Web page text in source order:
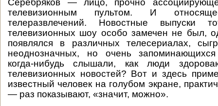
Серебряков — лицо, прочно
телевизионным пультом. И
телеразвлечений. Новостные
телевизионных шоу особо замечен не был,
появлялся в различных телесериалах,
неоднозначных, но очень
когда-нибудь слышали, как люди
телевизионных новостей? Вот и здесь
известный человек на голубом экране,
— раз показывают, «значит, можно».